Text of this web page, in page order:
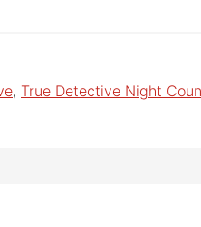
, True Detective Night